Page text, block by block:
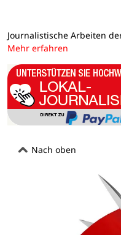
Journalistische Arbeiten
Mehr erfahren
Nach oben